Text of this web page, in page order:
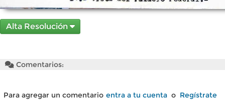
Alta Resolución
Comentarios:
Para agregar un comentario entra a tu cuenta o Regístrate